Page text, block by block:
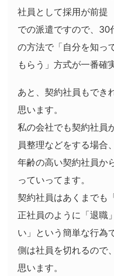
社員として採用が前提
での派遣ですので、30
の方法で「自分を知っ
もらう」方式が一番確
あと、契約社員もでき
思います。
私の会社でも契約社員
員整理などをする場合、
年齢の高い契約社員か
っていってます。
契約社員はあくまでも
正社員のように「退職
い」という簡単な行為
側は社員を切れるので
思います。